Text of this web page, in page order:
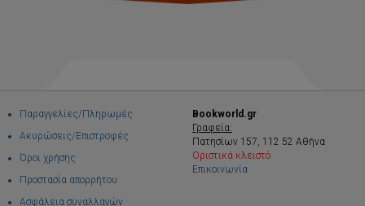
Παραγγελίες/Πληρωμές
Ακυρώσεις/Επιστροφές
Όροι χρήσης
Προστασία απορρήτου
Ασφάλεια συναλλαγών
Bookworld.gr
Γραφεία:
Πατησίων 157, 112 52 Αθήνα
Οριστικά κλειστό
Επικοινωνία